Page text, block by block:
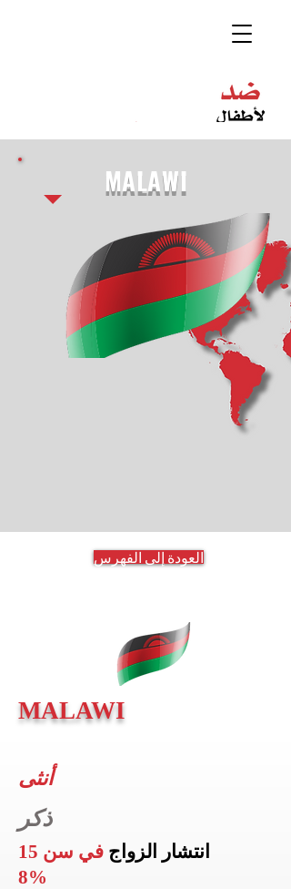
MALAWI
العودة إلى الفهرس
MALAWI
أنثى
ذكر
انتشار الزواج في سن 15
8%